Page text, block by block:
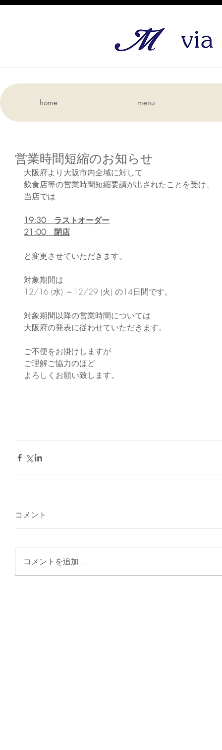
home menu
営業時間短縮のお知らせ
大阪府より大阪市内全域に対して
飲食店等の営業時間短縮要請が出されたことを受け、
当店では
19:30　ラストオーダー
21:00　閉店
と変更させていただきます。
対象期間は
12/16 (水) ～12/29 (火) の14日間です。
対象期間以降の営業時間については
大阪府の発表に従わせていただきます。
ご不便をお掛けしますが
ご理解ご協力のほど
よろしくお願い致します。
コメント
コメントを追加…